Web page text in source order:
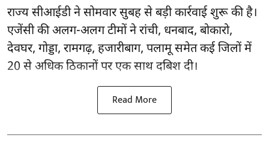
राज्य सीआईडी ने सोमवार सुबह से बड़ी कार्रवाई शुरू की है।
एजेंसी की अलग-अलग टीमों ने रांची, धनबाद, बोकारो,
देवघर, गोड्डा, रामगढ़, हजारीबाग, पलामू समेत कई जिलों में
20 से अधिक ठिकानों पर एक साथ दबिश दी।
Read More